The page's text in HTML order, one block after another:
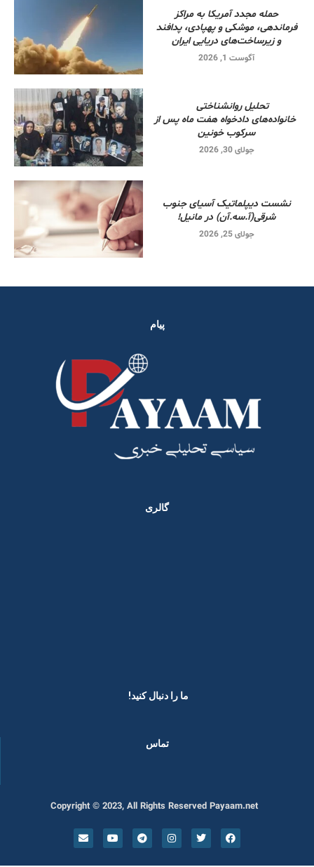
حمله مجدد آمریکا به مراکز
فرماندهی، موشکی و پهپادی، پدافند
و زیرساخت‌های دریایی ایران
آگوست 1, 2026
تحلیل روانشناختی
خانواده‌های دادخواه هفت ماه پس از
سرکوب خونین
جولای 30, 2026
نشست دیپلماتیک آسیای جنوب
شرقی‌(آ.سه.آن) در مانیل!
جولای 25, 2026
پیام
گالری
ما را دنبال کنید! ​
تماس
Copyright © 2023, All Rights Reserved Payaam.net